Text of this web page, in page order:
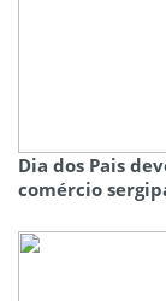
Dia dos Pais
comércio